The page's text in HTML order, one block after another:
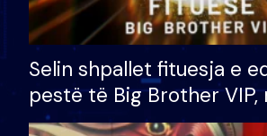
Selin shpallet fituesja e
pestë të Big Brother
çmimin e madh prej 100